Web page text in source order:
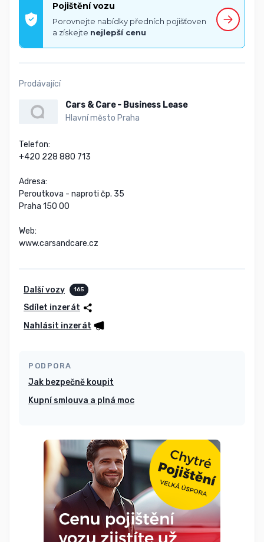
Pojištění vozu
Porovnejte nabídky předních pojišťoven
a získejte nejlepší cenu
Prodávající
Cars & Care - Business Lease
Hlavní město Praha
Telefon:
+420 228 880 713
Adresa:
Peroutkova - naproti čp. 35
Praha 150 00
Web:
www.carsandcare.cz
Další vozy 165
Sdílet inzerát
Nahlásit inzerát
PODPORA
Jak bezpečně koupit
Kupní smlouva a plná moc